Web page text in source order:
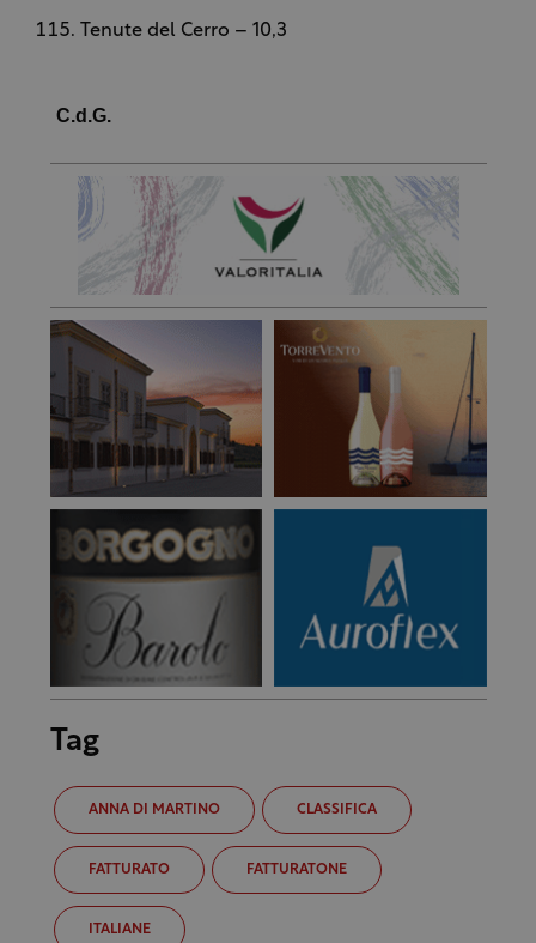
Tenute del Cerro – 10,3
C.d.G.
Tag
ANNA DI MARTINO CLASSIFICA
FATTURATO FATTURATONE
ITALIANE